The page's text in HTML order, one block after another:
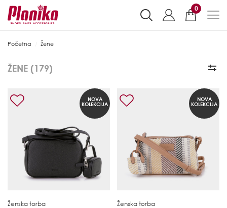
0
Početna Žene
ŽENE (179)
NOVA
KOLEKCIJA
Ženska torba
NOVA
KOLEKCIJA
Ženska torba